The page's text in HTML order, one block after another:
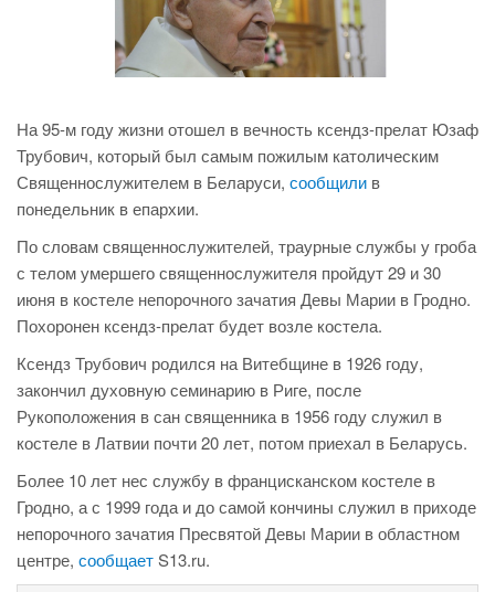
На 95-м году жизни отошел в вечность ксендз-прелат Юзаф
Трубович, который был самым пожилым католическим
Священнослужителем в Беларуси, сообщили в
понедельник в епархии.
По словам священнослужителей, траурные службы у гроба
с телом умершего священнослужителя пройдут 29 и 30
июня в костеле непорочного зачатия Девы Марии в Гродно.
Похоронен ксендз-прелат будет возле костела.
Ксендз Трубович родился на Витебщине в 1926 году,
закончил духовную семинарию в Риге, после
Рукоположения в сан священника в 1956 году служил в
костеле в Латвии почти 20 лет, потом приехал в Беларусь.
Более 10 лет нес службу в францисканском костеле в
Гродно, а с 1999 года и до самой кончины служил в приходе
непорочного зачатия Пресвятой Девы Марии в областном
центре, сообщаетS13.ru.